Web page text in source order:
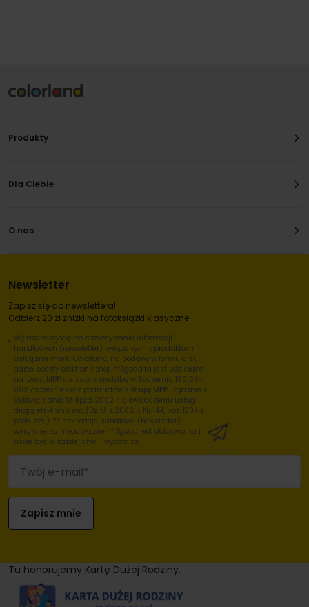
Produkty
Dla Ciebie
O nas
Newsletter
Zapisz się do newslettera!
Odbierz 20 zł zniżki na fotoksiążki klasyczne.
Wyrażam zgodę na otrzymywanie informacji
handlowych (newsletter) związanych z produktami i
usługami marki Colorland, na podany w formularzu
adres poczty elektronicznej. **Zgoda ta jest udzielana
na rzecz: MPP sp. z o.o. z siedzibą w Zaczerniu 190, 36-
062 Zaczernie oraz podmiotów z Grupy MPP , zgodnie z
Ustawą z dnia 18 lipca 2002 r. o świadczeniu usług
drogą elektroniczną (Dz. U. z 2002 r., Nr 144, poz. 1204 z
późn. zm.). **Informacje handlowe (newsletter)
wysyłane są nieodpłatnie. **Zgoda jest dobrowolna i
może być w każdej chwili wycofana.
Tu honorujemy Kartę Dużej Rodziny.